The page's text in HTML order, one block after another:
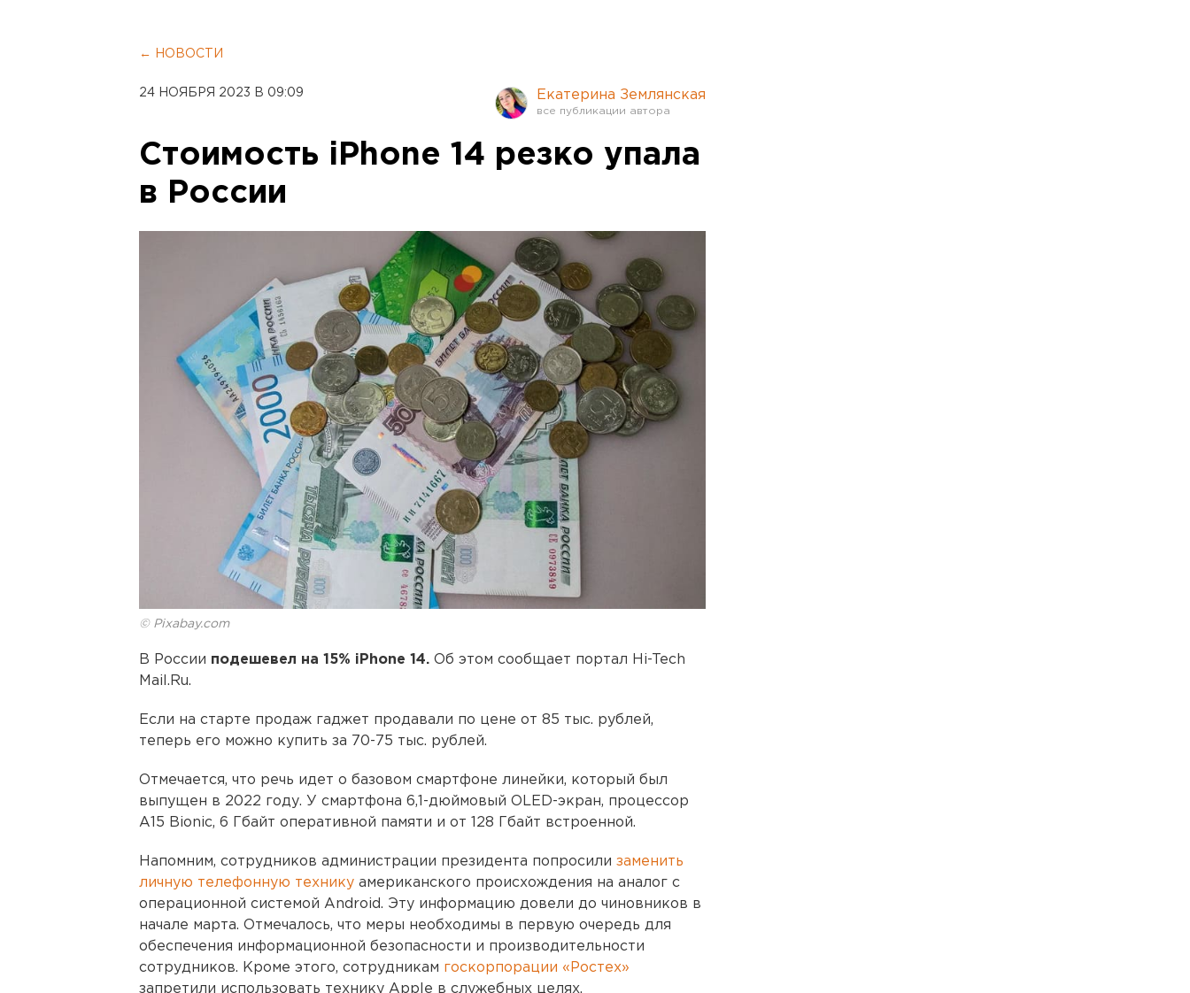
← НОВОСТИ
24 НОЯБРЯ 2023 В 09:09 Екатерина Землянская
Стоимость iPhone 14 резко упала
в России
© Pixabay.com
В России подешевел на 15% iPhone 14. Об этом сообщает портал Hi-Tech
Mail.Ru.
Если на старте продаж гаджет продавали по цене от 85 тыс. рублей,
теперь его можно купить за 70-75 тыс. рублей.
Отмечается, что речь идет о базовом смартфоне линейки, который был
выпущен в 2022 году. У смартфона 6,1-дюймовый OLED-экран, процессор
A15 Bionic, 6 Гбайт оперативной памяти и от 128 Гбайт встроенной.
Напомним, сотрудников администрации президента попросили заменить
личную телефонную технику американского происхождения на аналог с
операционной системой Android. Эту информацию довели до чиновников в
начале марта. Отмечалось, что меры необходимы в первую очередь для
обеспечения информационной безопасности и производительности
сотрудников. Кроме этого, сотрудникам госкорпорации «Ростех»
запретили использовать технику Apple в служебных целях.